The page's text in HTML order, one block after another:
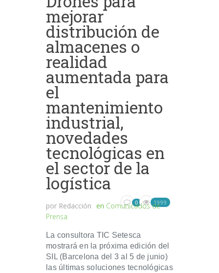
mejorar
distribución de
almacenes o
realidad
aumentada para
el
mantenimiento
industrial,
novedades
tecnológicas en
el sector de la
logística
por Redacción en Comunicados de
Prensa
0 1999
La consultora TIC Setesca
mostrará en la próxima edición del
SIL (Barcelona del 3 al 5 de junio)
las últimas soluciones tecnológicas